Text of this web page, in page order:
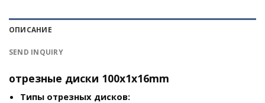
ОПИСАНИЕ
SEND INQUIRY
отрезные диски 100x1x16mm
Типы отрезных дисков: